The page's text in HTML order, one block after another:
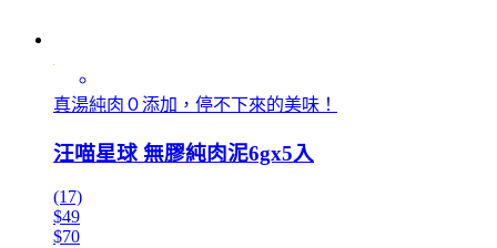
真湯純肉０添加，停不下來的美味！
汪喵星球 無膠純肉泥6gx5入
(17)
$49
$70